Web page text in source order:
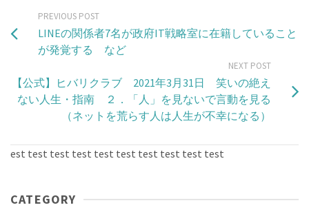
PREVIOUS POST
LINEの関係者7名が政府IT戦略室に在籍していること
が発覚する など
NEXT POST
【公式】ヒバリクラブ 2021年3月31日 笑いの絶え
ない人生・指南 ２．「人」を見ないで言動を見る
（ネットを荒らす人は人生が不幸になる）
test test test test test test test test test
CATEGORY